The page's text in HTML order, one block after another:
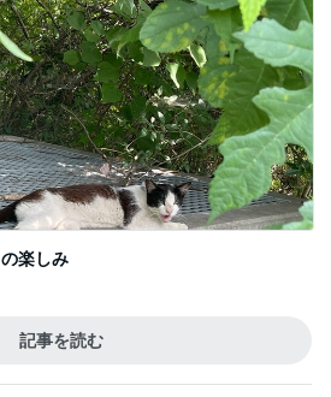
楽しみ
記事を読む